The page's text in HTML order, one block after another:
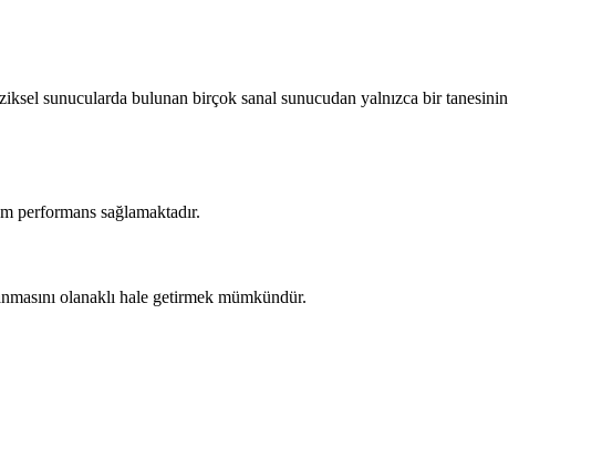
sunucularda bulunan birçok sanal sunucudan yalnızca bir tanesinin
performans sağlamaktadır.
olanaklı hale getirmek mümkündür.